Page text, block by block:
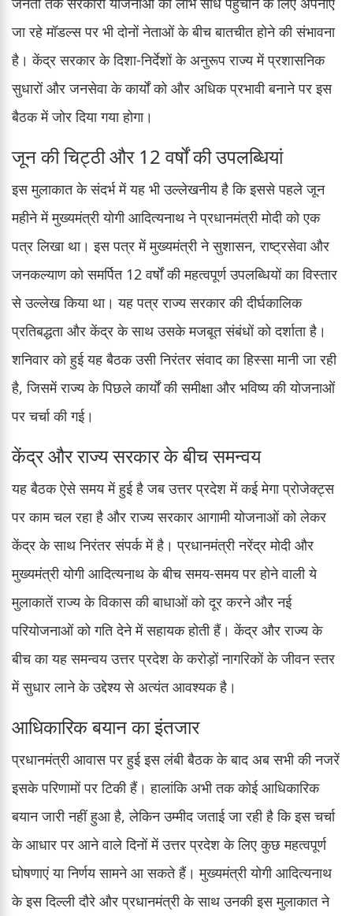
जा रहे मॉडल्स पर भी दोनों नेताओं के बीच बातचीत होने की संभावना
है। केंद्र सरकार के दिशा-निर्देशों के अनुरूप राज्य में प्रशासनिक
सुधारों और जनसेवा के कार्यों को और अधिक प्रभावी बनाने पर इस
बैठक में जोर दिया गया होगा।
जून की चिट्ठी और 12 वर्षों की उपलब्धियां
इस मुलाकात के संदर्भ में यह भी उल्लेखनीय है कि इससे पहले जून
महीने में मुख्यमंत्री योगी आदित्यनाथ ने प्रधानमंत्री मोदी को एक
पत्र लिखा था। इस पत्र में मुख्यमंत्री ने सुशासन, राष्ट्रसेवा और
जनकल्याण को समर्पित 12 वर्षों की महत्वपूर्ण उपलब्धियों का विस्तार
से उल्लेख किया था। यह पत्र राज्य सरकार की दीर्घकालिक
प्रतिबद्धता और केंद्र के साथ उसके मजबूत संबंधों को दर्शाता है।
शनिवार को हुई यह बैठक उसी निरंतर संवाद का हिस्सा मानी जा रही
है, जिसमें राज्य के पिछले कार्यों की समीक्षा और भविष्य की योजनाओं
पर चर्चा की गई।
केंद्र और राज्य सरकार के बीच समन्वय
यह बैठक ऐसे समय में हुई है जब उत्तर प्रदेश में कई मेगा प्रोजेक्ट्स
पर काम चल रहा है और राज्य सरकार आगामी योजनाओं को लेकर
केंद्र के साथ निरंतर संपर्क में है। प्रधानमंत्री नरेंद्र मोदी और
मुख्यमंत्री योगी आदित्यनाथ के बीच समय-समय पर होने वाली ये
मुलाकातें राज्य के विकास की बाधाओं को दूर करने और नई
परियोजनाओं को गति देने में सहायक होती हैं। केंद्र और राज्य के
बीच का यह समन्वय उत्तर प्रदेश के करोड़ों नागरिकों के जीवन स्तर
में सुधार लाने के उद्देश्य से अत्यंत आवश्यक है।
आधिकारिक बयान का इंतजार
प्रधानमंत्री आवास पर हुई इस लंबी बैठक के बाद अब सभी की नजरें
इसके परिणामों पर टिकी हैं। हालांकि अभी तक कोई आधिकारिक
बयान जारी नहीं हुआ है, लेकिन उम्मीद जताई जा रही है कि इस चर्चा
के आधार पर आने वाले दिनों में उत्तर प्रदेश के लिए कुछ महत्वपूर्ण
घोषणाएं या निर्णय सामने आ सकते हैं। मुख्यमंत्री योगी आदित्यनाथ
के इस दिल्ली दौरे और प्रधानमंत्री के साथ उनकी इस मुलाकात ने